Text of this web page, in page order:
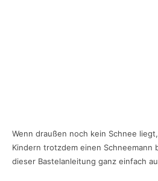
Wenn draußen noch kein Schnee
Kindern trotzdem einen Schneemann
dieser Bastelanleitung ganz einfach